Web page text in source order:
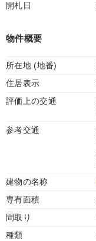
開札日
物件概要
所在地 (地番)
住居表示
評価上の交通
参考交通
建物の名称
専有面積
間取り
種類